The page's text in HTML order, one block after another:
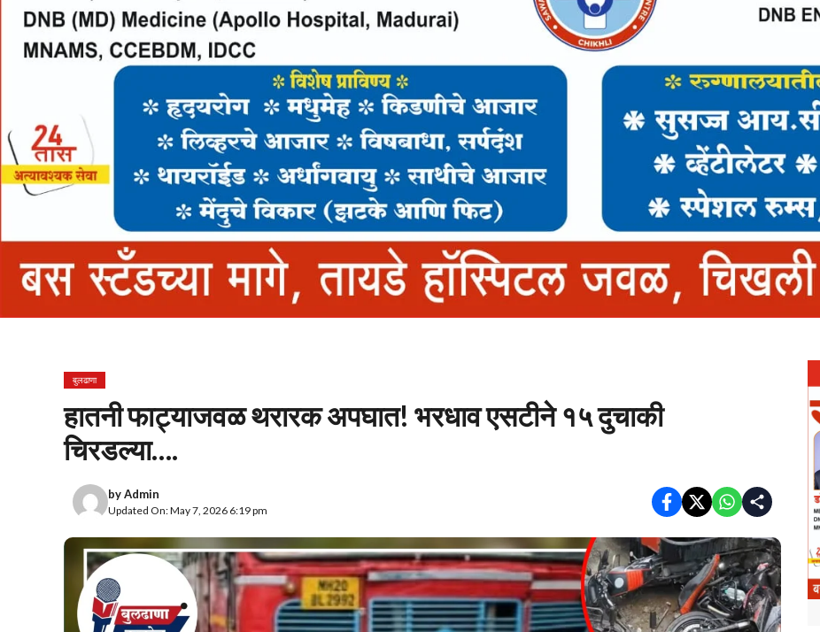
बुलढाणा
हातनी फाट्याजवळ थरारक अपघात! भरधाव एसटीने १५ दुचाकी
चिरडल्या….
byAdmin
Updated On: May 7, 2026 6:19 pm